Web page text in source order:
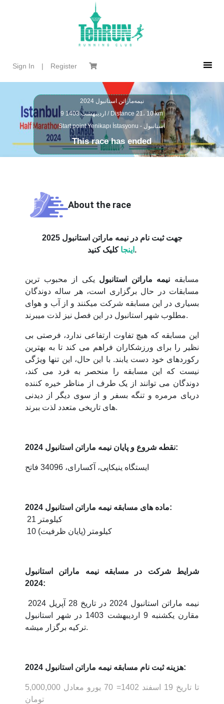
Sign In | Register
نیمه‌ماراتن استانبول 2024
9 اردیبهشت 1403 / Distance21، 10km
Start point
Yenikapı İstasyonu - استانبول
This race has ended
About the race
جهت ثبت نام در نیمه ماراتن استانبول 2025
اینجا کلیک کنید.
مسابقه نیمه ماراتن استانبول یکی از محبوب ترین
مسابقات در حال برگزاری است، هر ساله دوندگان
بسیاری در این مسابقه شرکت میکنند و از آب و هوای
مطلوب شهر استانبول در این فصل نیز لذت میبرند.
این مسابقه که هیچ تفاوت ارتفاعی ندارد، فرصتی بی
نظیر را برای ورزشکاران فراهم می کند تا به بهترین
رکوردهای خود دست یابند. با این حال، این تنها ویژگی
نیست که این مسابقه را منحصر به فرد می کند،
دوندگان می توانند از یک طرف از مناظر خیره کننده
دریای مرمره و تنگه بسفر و از سوی دیگر از دیدنی
های تاریخی متعدد لذت ببرند.
نقطه شروع و پایان نیمه ماراتن استانبول 2024:
ایستگاه ینیکاپی، آکسارای، 34096 فاتح
ماده های مسابقه نیمه ماراتن استانبول 2024:
21 کیلومتر
10 کیلومتر (پایان ظرفیت)
شرایط شرکت در مسابقه نیمه ماراتن استانبول
2024:
مقارن یکشنبه 9 اردیبهشت 1403 در شهر استانبول
ترکیه برگزار میشه.
هزینه ثبت نام مسابقه نیمه ماراتن استانبول 2024:
تا تاریخ 19 اسفند 1402= 70 یورو معادل 5,000,000
تومان